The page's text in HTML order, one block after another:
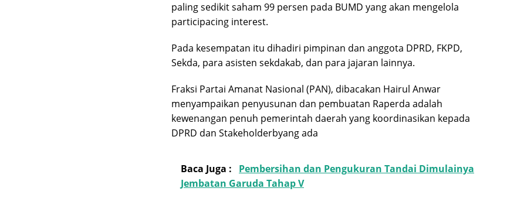
paling sedikit saham 99 persen pada BUMD yang akan mengelola
participacing interest.
Pada kesempatan itu dihadiri pimpinan dan anggota DPRD, FKPD,
Sekda, para asisten sekdakab, dan para jajaran lainnya.
Fraksi Partai Amanat Nasional (PAN), dibacakan Hairul Anwar
menyampaikan penyusunan dan pembuatan Raperda adalah
kewenangan penuh pemerintah daerah yang koordinasikan kepada
DPRD dan Stakeholderbyang ada
Baca Juga :
Pembersihan dan Pengukuran Tandai Dimulainya
Jembatan Garuda Tahap V